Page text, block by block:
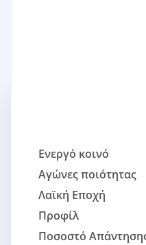
Ενεργό κοινό
Αγώνες ποιότητας
Λαϊκή Εποχή
Προφίλ
Ποσοστό